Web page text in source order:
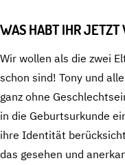
WAS HABT IHR JETZT
Wir wollen als die zwei
schon sind! Tony und
ganz ohne
in die Geburtsurkunde
ihre Identität
das gesehen und